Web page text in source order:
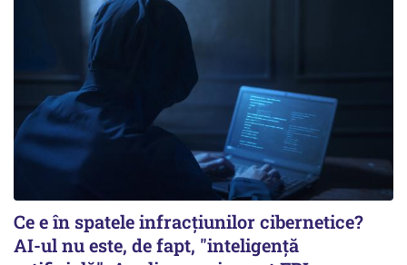
Ce e în spatele infracţiunilor cibernetice?
AI-ul nu este, de fapt, "inteligenţă